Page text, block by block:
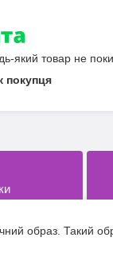
який товар не
покупця
образ. Такий